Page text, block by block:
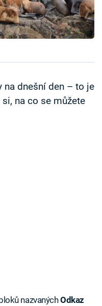
na dnešní den – to je
na co se můžete
nazvanýchOdkaz